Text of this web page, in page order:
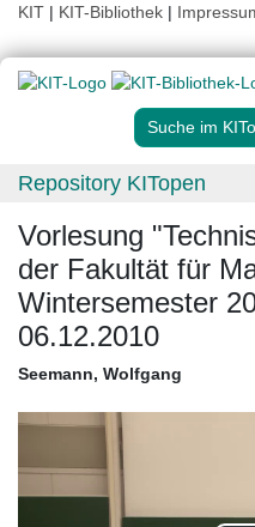
KIT | KIT-Bibliothek |
Suche im
Repository KITopen
Vorlesung
der Fakultät für
Wintersemester
06.12.2010
Seemann, Wolfgang